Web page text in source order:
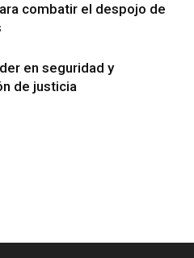
combatir el despojo de
en seguridad y
de justicia